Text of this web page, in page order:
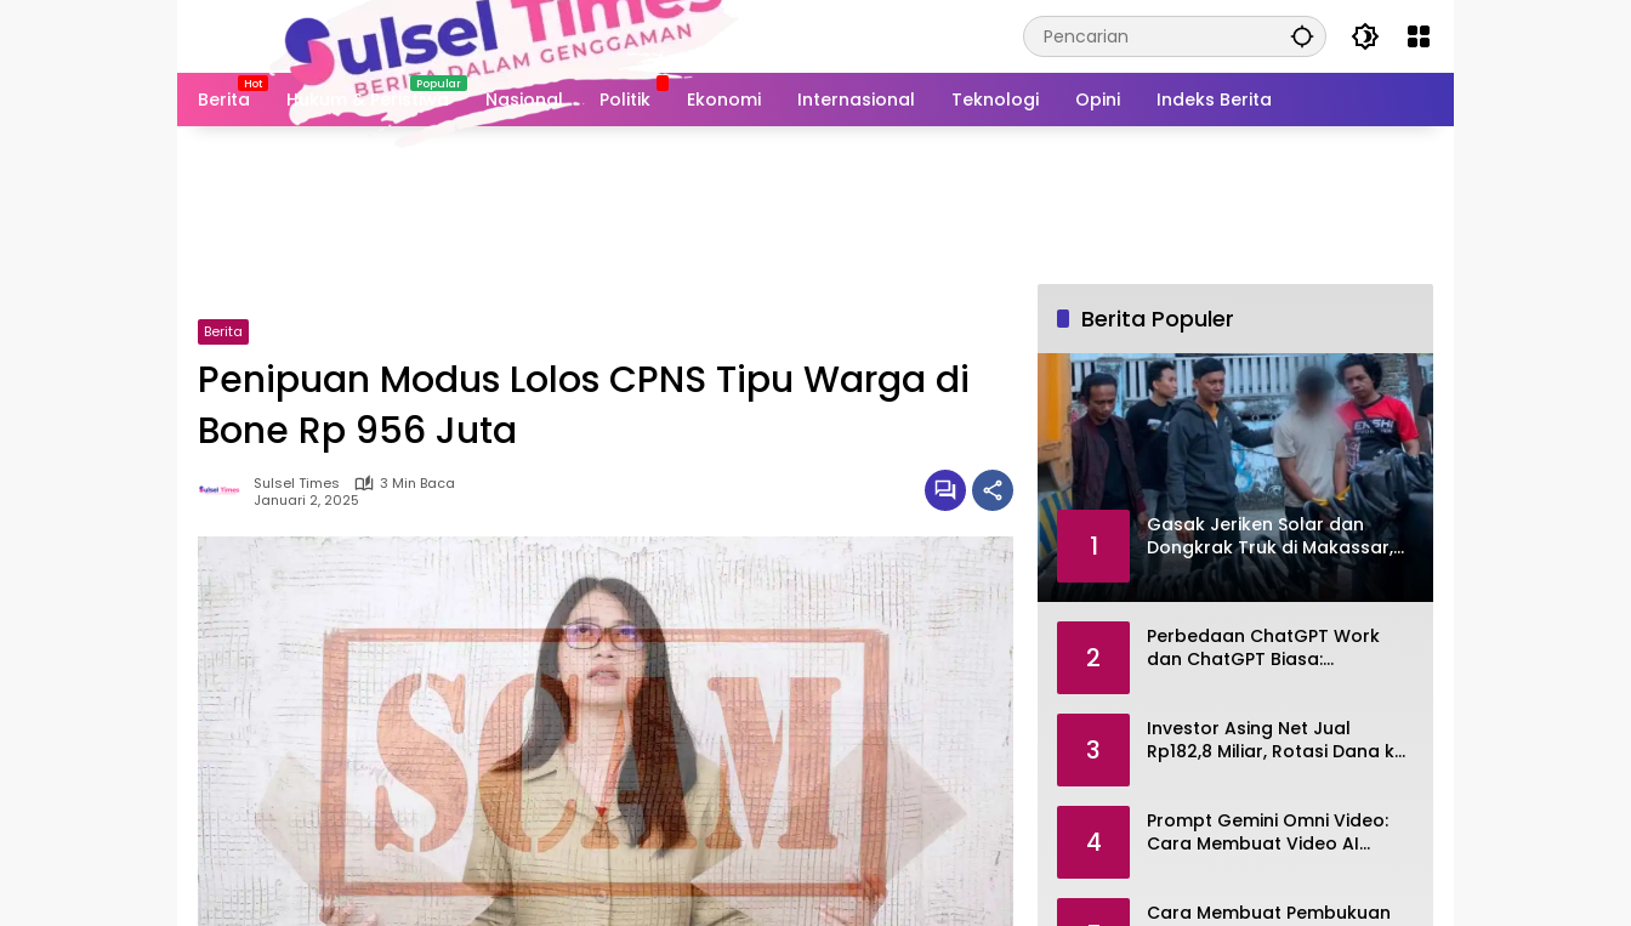
Berita
Hukum & Peristiwa Nasional Politik Ekonomi Internasional Teknologi Opini Indeks Berita
Berita
Penipuan Modus Lolos CPNS Tipu Warga di
Bone Rp 956 Juta
Sulsel Times
3 Min Baca
Januari 2, 2025
Berita Populer
1
Gasak Jeriken Solar dan
Dongkrak Truk di Makassar,
Pemuda Dibekuk Polisi
2
Perbedaan ChatGPT Work
dan ChatGPT Biasa:
3
Investor Asing Net Jual
Rp182,8 Miliar, Rotasi Dana ke
4
Prompt Gemini Omni Video:
Cara Membuat Video AI
Cara Membuat Pembukuan